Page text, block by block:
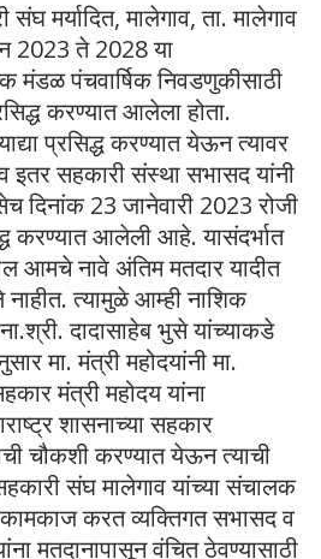
मर्यादित, मालेगाव, ता. मालेगाव
2023 ते 2028 या
मंडळ पंचवार्षिक निवडणुकीसाठी
करण्यात आलेला होता.
प्रसिद्ध करण्यात येऊन त्यावर
इतर सहकारी संस्था सभासद यांनी
दिनांक 23 जानेवारी 2023 रोजी
करण्यात आलेली आहे. यासंदर्भात
आमचे नावे अंतिम मतदार यादीत
त्यामुळे आम्ही नाशिक
दादासाहेब भुसे यांच्याकडे
मा. मंत्री महोदयांनी मा.
मंत्री महोदय यांना
शासनाच्या सहकार
चौकशी करण्यात येऊन त्याची
संघ मालेगाव यांच्या संचालक
कामकाज करत व्यक्तिगत सभासद व
मतदानापासून वंचित ठेवण्यासाठी